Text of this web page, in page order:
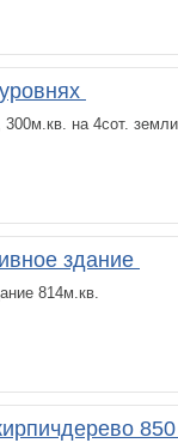
на 4сот. земли
здание
814м.кв.